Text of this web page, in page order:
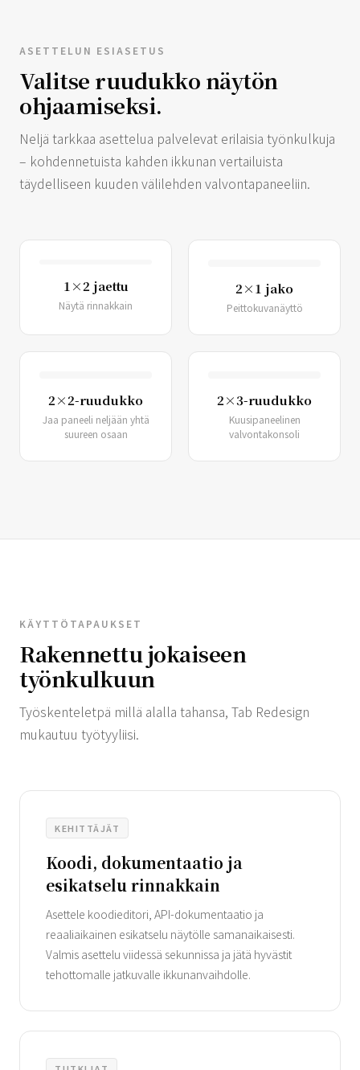
ASETTELUN ESIASETUS
Valitse ruudukko näytön
ohjaamiseksi.
Neljä tarkkaa asettelua palvelevat erilaisia ​​työnkulkuja
– kohdennetuista kahden ikkunan vertailuista
täydelliseen kuuden välilehden valvontapaneeliin.
1×2 jaettu
Näytä rinnakkain
2×1 jako
Peittokuvanäyttö
2×2-ruudukko
Jaa paneeli neljään yhtä
suureen osaan
2×3-ruudukko
Kuusipaneelinen
valvontakonsoli
KÄYTTÖTAPAUKSET
Rakennettu jokaiseen
työnkulkuun
Työskenteletpä millä alalla tahansa, Tab Redesign
mukautuu työtyyliisi.
KEHITTÄJÄT
Koodi, dokumentaatio ja
esikatselu rinnakkain
Asettele koodieditori, API-dokumentaatio ja
reaaliaikainen esikatselu näytölle samanaikaisesti.
Valmis asettelu viidessä sekunnissa ja jätä hyvästit
tehottomalle jatkuvalle ikkunanvaihdolle.